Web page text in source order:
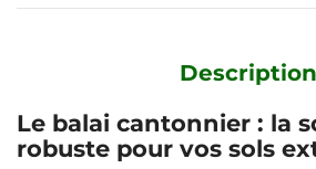
Description
Le balai cantonnier : la
robuste pour vos sols